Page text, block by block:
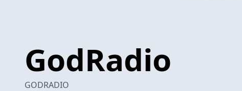
GodRadio
GODRADIO